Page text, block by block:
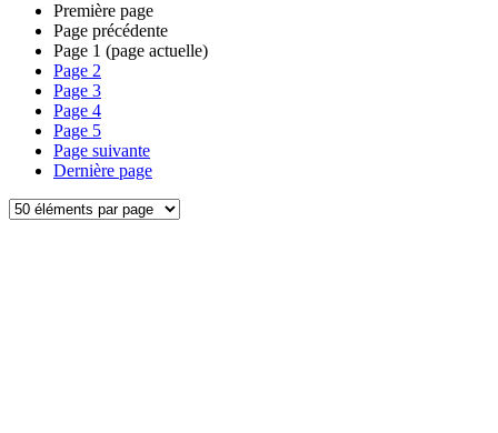
Première page
Page précédente
Page 1 (page actuelle)
Page 2
Page 3
Page 4
Page 5
Page suivante
Dernière page